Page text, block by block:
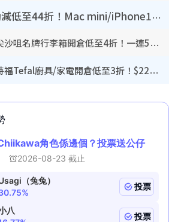
豐澤優惠勁減低至44折！Mac mini/iPhone17Pro大減價！廚房家電$220起
開倉優惠｜尖沙咀名牌行李箱開倉低至4折！一連5日 American Tourister/ace./Hallmark $200起！
廚具開倉｜特福Tefal廚具/家電開倉低至3折！$220起買平底鍋/炒鑊/湯煲！電飯煲/吸塵機/燙斗$418起